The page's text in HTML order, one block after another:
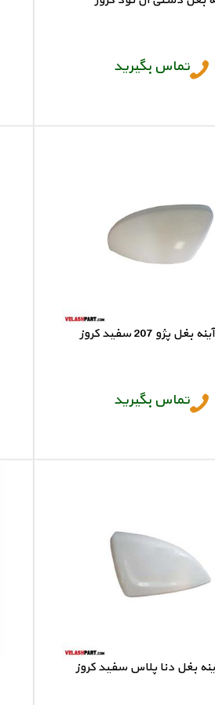
تماس بگیرید
پژو 207 سفید کروز
تماس بگیرید
بغل دنا پلاس سفید کروز